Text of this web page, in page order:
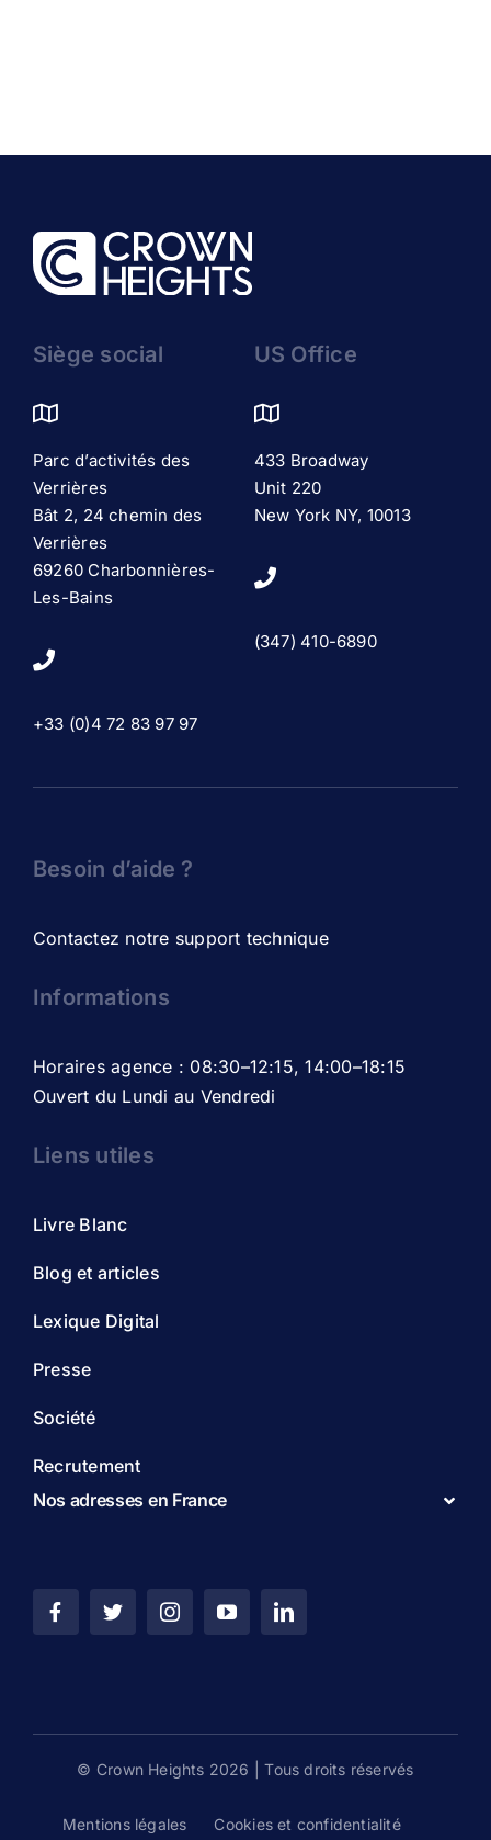
Siège social
Parc d’activités des
Verrières
Bât 2, 24 chemin des
Verrières
69260 Charbonnières-
Les-Bains
+33 (0)4 72 83 97 97
US Office
433 Broadway
Unit 220
New York NY, 10013
(347) 410-6890
Besoin d’aide ?
Contactez notre support technique
Informations
Horaires agence : 08:30–12:15, 14:00–18:15
Ouvert du Lundi au Vendredi
Liens utiles
Livre Blanc
Blog et articles
Lexique Digital
Presse
Société
Recrutement
Nos adresses en France
© Crown Heights 2026 | Tous droits réservés
Mentions légales Cookies et confidentialité